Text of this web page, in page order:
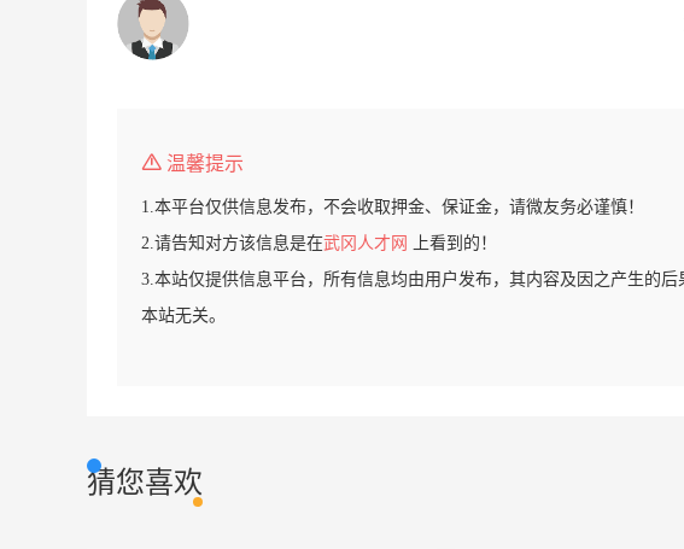
温馨提示
1.本平台仅供信息发布，不会收取押金、保证金，请微友务必谨慎！
2.请告知对方该信息是在武冈人才网
上看到的！
3.本站仅提供信息平台，所有信息均由用户发布，其内容及因之产生的
本站无关。
猜您喜欢